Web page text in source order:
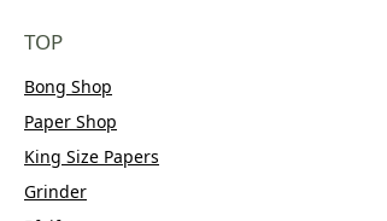
TOP
Bong Shop
Paper Shop
King Size Papers
Grinder